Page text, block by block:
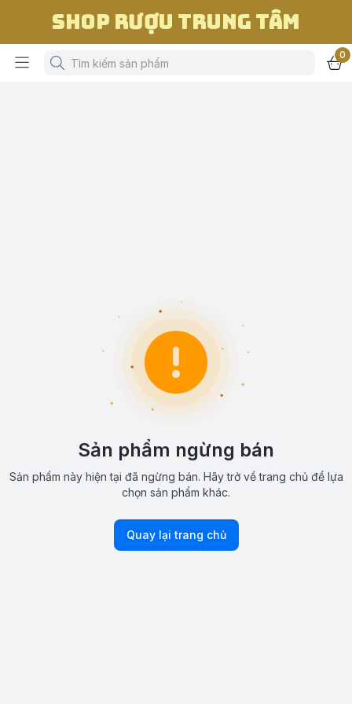
Shop Rượu Trung Tâm
0
Sản phẩm ngừng bán
Sản phẩm này hiện tại đã ngừng bán. Hãy trở về trang chủ để lựa
chọn sản phẩm khác.
Quay lại trang chủ